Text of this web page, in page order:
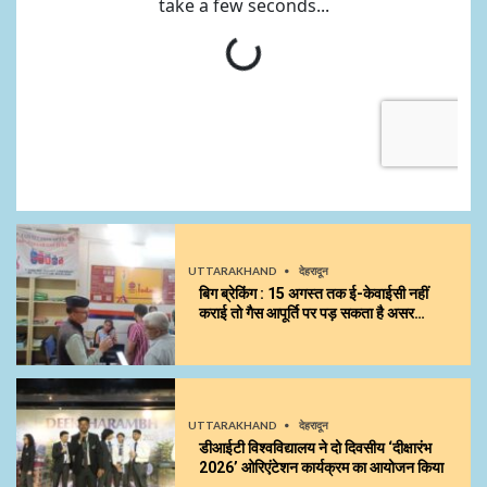
UTTARAKHAND देहरादून
बिग ब्रेकिंग : 15 अगस्त तक ई-केवाईसी नहीं
कराई तो गैस आपूर्ति पर पड़ सकता है असर…
UTTARAKHAND देहरादून
डीआईटी विश्वविद्यालय ने दो दिवसीय ‘दीक्षारंभ
2026’ ओरिएंटेशन कार्यक्रम का आयोजन किया